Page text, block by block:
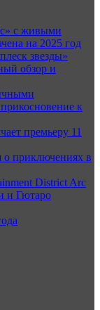
с живыми
на 2025 год
звезды»
обзор и
к
премьеру 11
о приключениях в
District Arc
и Гютаро